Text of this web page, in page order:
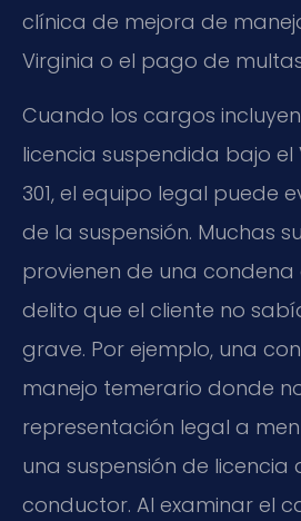
clínica de mejora de
Virginia o el pago de
Cuando los cargos
licencia suspendida bajo el
301, el equipo legal puede
de la suspensión. Muchas
provienen de una
delito que el cliente no
grave. Por ejemplo, una
manejo temerario donde
representación legal a
una suspensión de
conductor. Al examinar el